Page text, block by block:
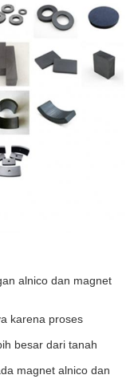
alnico dan magnet
karena proses
besar dari tanah
magnet alnico dan